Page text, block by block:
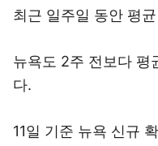
최근 일주일 동안 평
뉴욕도 2주 전보다 평
다.
11일 기준 뉴욕 신규